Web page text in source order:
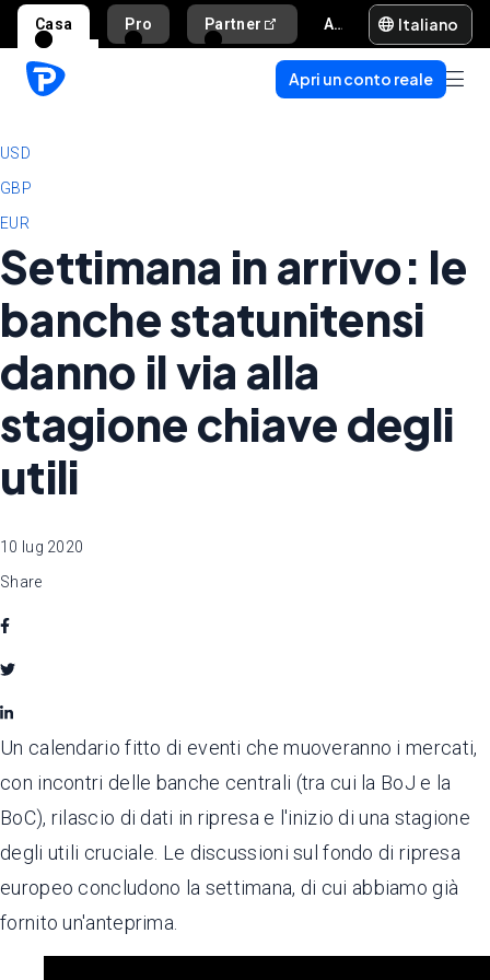
Casa Pro Partner Aiuto e supporto Italiano
Apri un conto reale
USD
GBP
EUR
Settimana in arrivo: le
banche statunitensi
danno il via alla
stagione chiave degli
utili
10 lug 2020
Share
Un calendario fitto di eventi che muoveranno i mercati,
con incontri delle banche centrali (tra cui la BoJ e la
BoC), rilascio di dati in ripresa e l'inizio di una stagione
degli utili cruciale. Le discussioni sul fondo di ripresa
europeo concludono la settimana, di cui abbiamo già
fornito un'anteprima.